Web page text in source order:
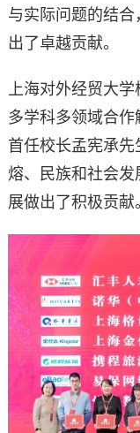
与实际问题的结
出了卓越贡献。
上海对外经贸大
多学科多领域合
首任校长孟宪承
熔、民族和社会发
展做出了积极贡献